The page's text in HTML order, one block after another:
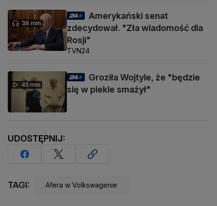
38 min
Amerykański senat
zdecydował. "Zła wiadomość dla
Rosji"
TVN24
45 min
Groziła Wojtyle, że "będzie
się w piekle smażył"
UDOSTĘPNIJ:
TAGI: Afera w Volkswagenie